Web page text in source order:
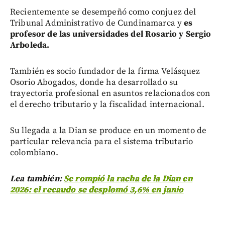
Recientemente se desempeñó como conjuez del
Tribunal Administrativo de Cundinamarca yes
profesor de las universidades del Rosario y Sergio
Arboleda.
También es socio fundador de la firma Velásquez
Osorio Abogados, donde ha desarrollado su
trayectoria profesional en asuntos relacionados con
el derecho tributario y la fiscalidad internacional.
Su llegada a la Dian se produce en un momento de
particular relevancia para el sistema tributario
colombiano.
Lea también:Se rompió la racha de la Dian en
2026: el recaudo se desplomó 3,6% en junio